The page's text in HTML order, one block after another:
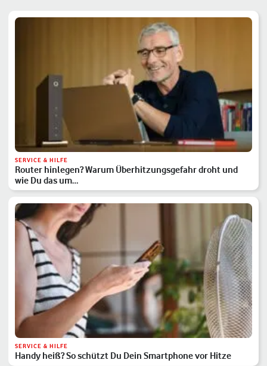
SERVICE & HILFE
Router hinlegen? Warum Überhitzungsgefahr droht und
wie Du das um…
SERVICE & HILFE
Handy heiß? So schützt Du Dein Smartphone vor Hitze